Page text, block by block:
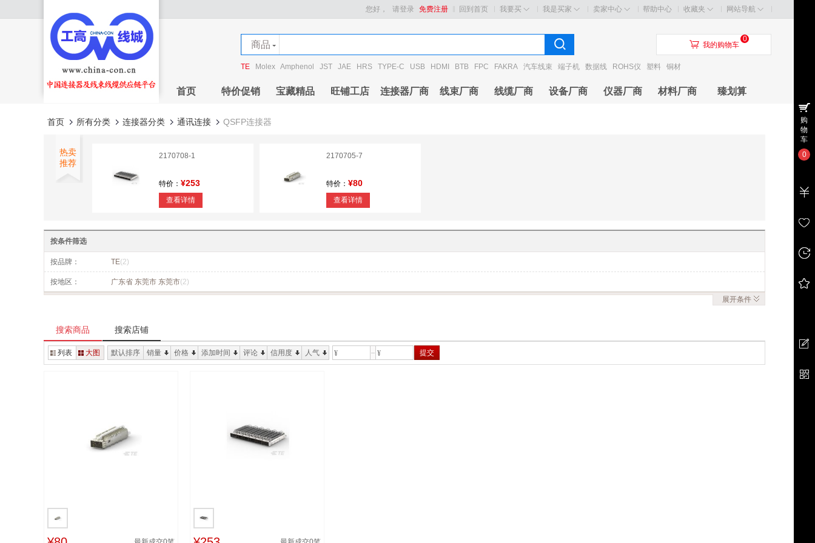
回到首页 我要买 我是买家 卖家中心 帮助中心 收藏夹 网站导航
您好， 请登录 免费注册
商品
店铺
TE Molex Amphenol JST JAE HRS TYPE-C USB HDMI BTB FPC FAKRA 汽车线束 端子机 数据线 ROHS仪 塑料 铜材
󰃦 我的购物车
0
首页 特价促销 宝藏精品 旺铺工店 连接器厂商 线束厂商 线缆厂商 设备厂商 仪器厂商 材料厂商 臻划算
首页 所有分类 连接器分类 通讯连接 QSFP连接器
热卖
推荐
2170708-1
特价： ¥253
查看详情
2170705-7
特价： ¥80
查看详情
按条件筛选
按品牌： TE(2)
按地区： 广东省 东莞市 东莞市(2)
展开条件
搜索商品 搜索店铺
列表 大图 默认排序 销量 价格 添加时间 评论 信用度 人气 ¥ ¥ 提交
购
物
车
0